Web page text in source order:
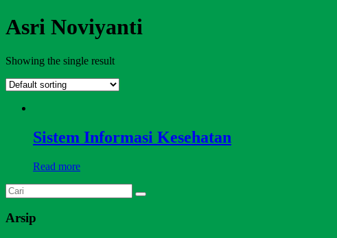
Asri Noviyanti
Showing the single result
Sistem Informasi Kesehatan
Read more
Arsip